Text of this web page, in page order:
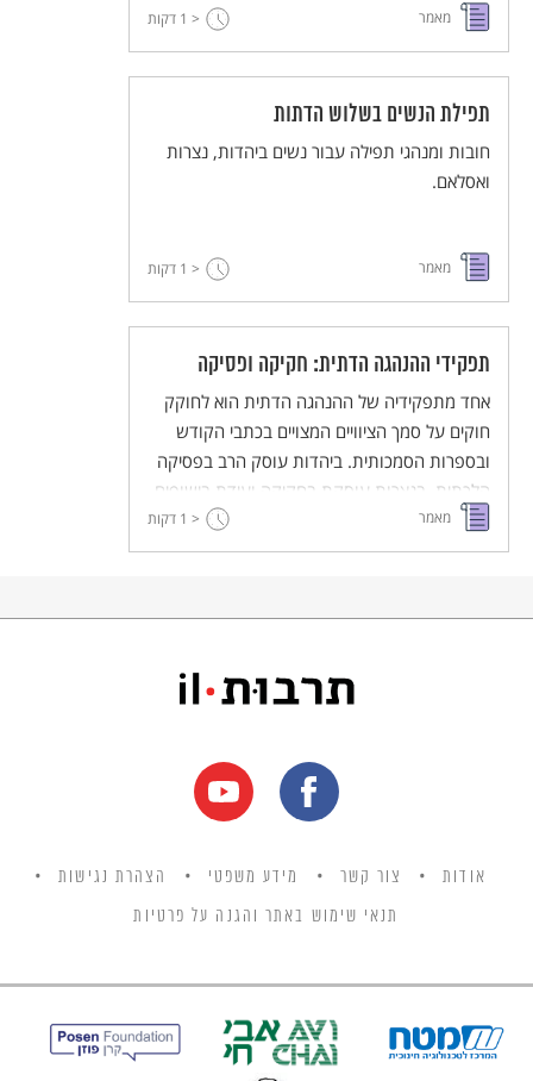
מאמר < 1 דקות
תפילת הנשים בשלוש הדתות
חובות ומנהגי תפילה עבור נשים ביהדות, נצרות
ואסלאם.
מאמר < 1 דקות
תפקידי ההנהגה הדתית: חקיקה ופסיקה
אחד מתפקידיה של ההנהגה הדתית הוא לחוקק
חוקים על סמך הציוויים המצויים בכתבי הקודש
ובספרות הסמכותית. ביהדות עוסק הרב בפסיקה
הלכתית, בנצרות עוסקת בחקיקה ועידת בישופים
ובאסלאם - המֻפְתי.
מאמר < 1 דקות
אודות צור קשר מידע משפטי הצהרת נגישות
תנאי שימוש באתר והגנה על פרטיות